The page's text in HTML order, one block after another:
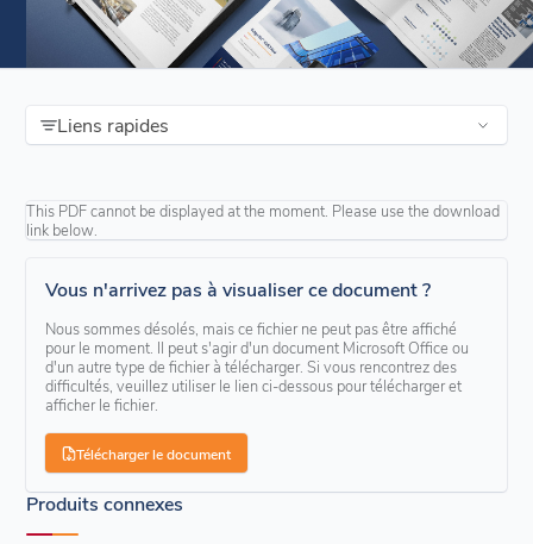
Liens rapides
This PDF cannot be displayed at the moment. Please use the download
link below.
Vous n'arrivez pas à visualiser ce document ?
Nous sommes désolés, mais ce fichier ne peut pas être affiché
pour le moment. Il peut s'agir d'un document Microsoft Office ou
d'un autre type de fichier à télécharger. Si vous rencontrez des
difficultés, veuillez utiliser le lien ci-dessous pour télécharger et
afficher le fichier.
Télécharger le document
Produits connexes